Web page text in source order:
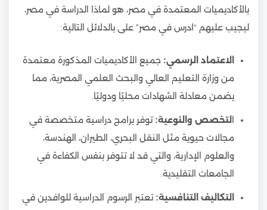
بالأكاديميات المعتمدة في مصر، هو لماذا الدراسة في مصر،
ليجيب عليهم “ادرس في مصر” على بالدلائل التالية:
الاعتماد الرسمي: جميع الأكاديميات المذكورة معتمدة
من وزارة التعليم العالي والبحث العلمي المصرية، مما
يضمن معادلة الشهادات محليًا ودوليًا.
لتخصص والنوعية:توفر برامج دراسية متخصصة في
مجالات حيوية مثل النقل البحري، الطيران، الهندسة،
والعلوم الإدارية، والتي قد لا تتوفر بنفس الكفاءة في
الجامعات التقليدية.
التكاليف التنافسية: تعتبر الرسوم الدراسية للوافدين في